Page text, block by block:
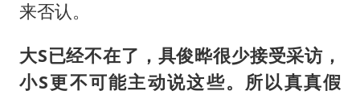
来否认。
大S已经不在了，具俊晔很少接受采访，
小S更不可能主动说这些。所以真真假